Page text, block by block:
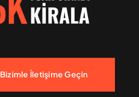
Bizimle İletişime Geçin